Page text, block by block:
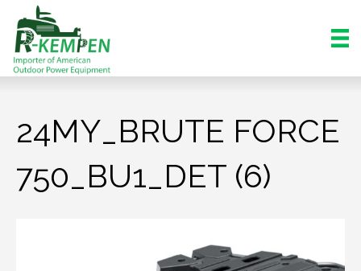
24MY_BRUTE FORCE
750_BU1_DET (6)